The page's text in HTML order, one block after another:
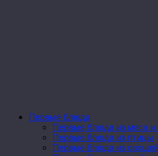
Первые блюда
Первые блюда из мяса
Первые блюда из птицы
Первые блюда из овощей